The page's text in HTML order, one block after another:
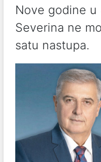
Nove godine u
Severina ne
satu nastupa.